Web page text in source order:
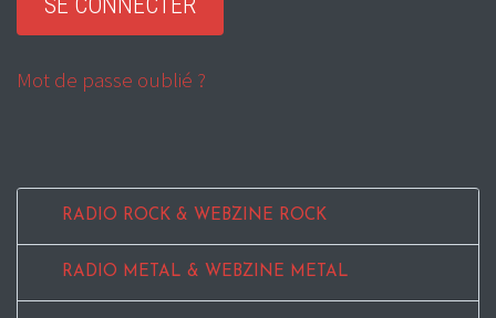
Mot de passe oublié ?
RADIO ROCK & WEBZINE ROCK
RADIO METAL & WEBZINE METAL